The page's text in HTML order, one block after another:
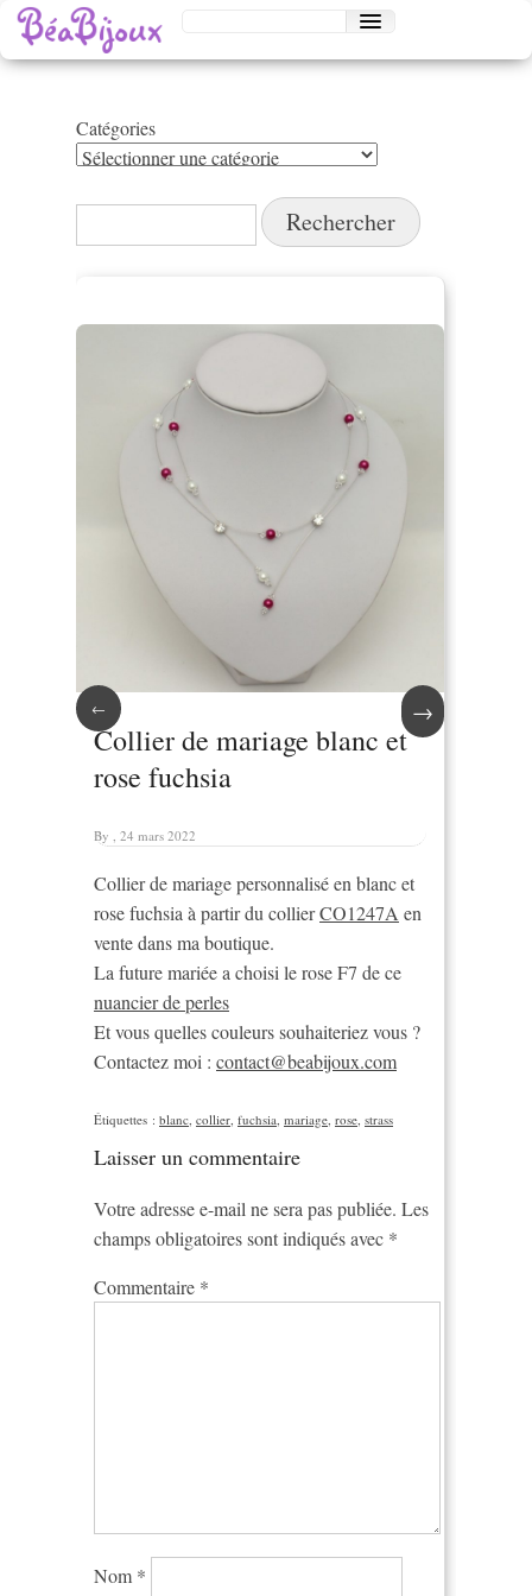
Catégories
Catégories
Rechercher :
← →
Collier de mariage blanc et
rose fuchsia
By , 24 mars 2022
Collier de mariage personnalisé en blanc et
rose fuchsia à partir du collierCO1247A en
vente dans ma boutique.
La future mariée a choisi le rose F7 de ce
nuancier de perles
Et vous quelles couleurs souhaiteriez vous ?
Contactez moi : contact@beabijoux.com
Étiquettes : blanc, collier, fuchsia, mariage, rose, strass
Laisser un commentaire
Votre adresse e-mail ne sera pas publiée. Les
champs obligatoires sont indiqués avec *
Commentaire *
Nom *